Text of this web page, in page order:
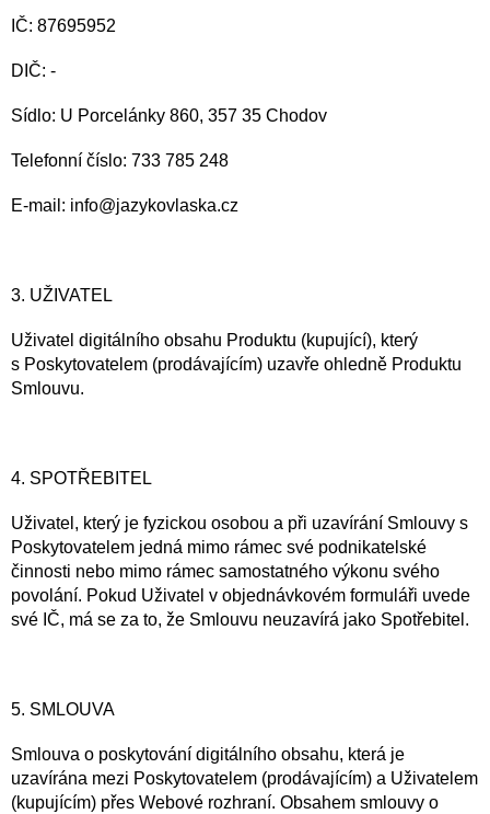
IČ: 87695952
DIČ: -
Sídlo: U Porcelánky 860, 357 35 Chodov
Telefonní číslo: 733 785 248
E-mail: info@jazykovlaska.cz
3. UŽIVATEL
Uživatel digitálního obsahu Produktu (kupující), který
s Poskytovatelem (prodávajícím) uzavře ohledně Produktu
Smlouvu.
4. SPOTŘEBITEL
Uživatel, který je fyzickou osobou a při uzavírání Smlouvy s
Poskytovatelem jedná mimo rámec své podnikatelské
činnosti nebo mimo rámec samostatného výkonu svého
povolání. Pokud Uživatel v objednávkovém formuláři uvede
své IČ, má se za to, že Smlouvu neuzavírá jako Spotřebitel.
5. SMLOUVA
Smlouva o poskytování digitálního obsahu, která je
uzavírána mezi Poskytovatelem (prodávajícím) a Uživatelem
(kupujícím) přes Webové rozhraní. Obsahem smlouvy o